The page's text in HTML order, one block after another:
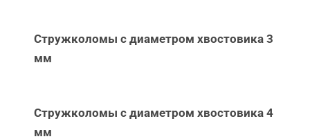
Стружколомы с диаметром хвостовика 3
мм
Стружколомы с диаметром хвостовика 4
мм